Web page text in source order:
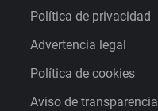
Política de privacidad
Advertencia legal
Política de cookies
Aviso de transparencia